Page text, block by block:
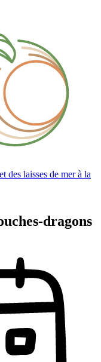
des laisses de mer à la
dragons